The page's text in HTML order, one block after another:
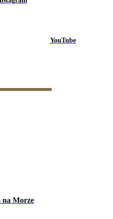
YouTube
na Morze